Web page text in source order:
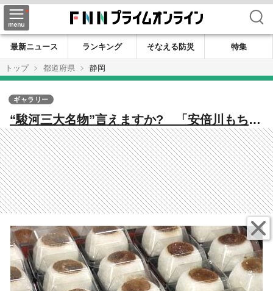
検索
最新ニュース ランキング そなえる防災
特集
トップ
都道府県 静岡
“駿河三大名物”言えますか? 「安倍川もち」
「追分ようかん」 そして「うさぎもち」っ
てどんな餅? 静岡市
ギャラリー